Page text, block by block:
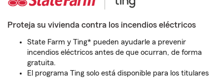
Proteja su vivienda contra los incendios eléctricos
State Farm y Ting* pueden ayudarle a prevenir
incendios eléctricos antes de que ocurran, de forma
gratuita.
El programa Ting solo está disponible para los titulares